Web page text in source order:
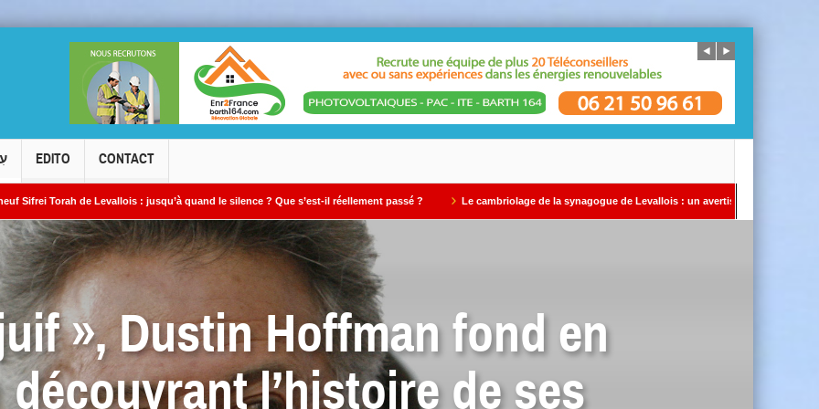
EDITO CONTACT
Levallois : jusqu’à quand le silence ? Que s’est-il réellement passé ? Le cambriolage de la synagogue de Levallois : un avertissement qui ne doit pas être ignoré
», Dustin Hoffman fond en
découvrant l’histoire de ses